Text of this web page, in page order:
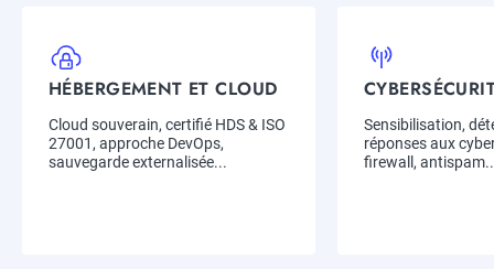
Title
HÉBERGEMENT ET CLOUD
Description
Cloud souverain, certifié HDS & ISO
27001, approche DevOps,
sauvegarde externalisée...
Title
Description
Sensibilisation,
réponses aux
firewall,